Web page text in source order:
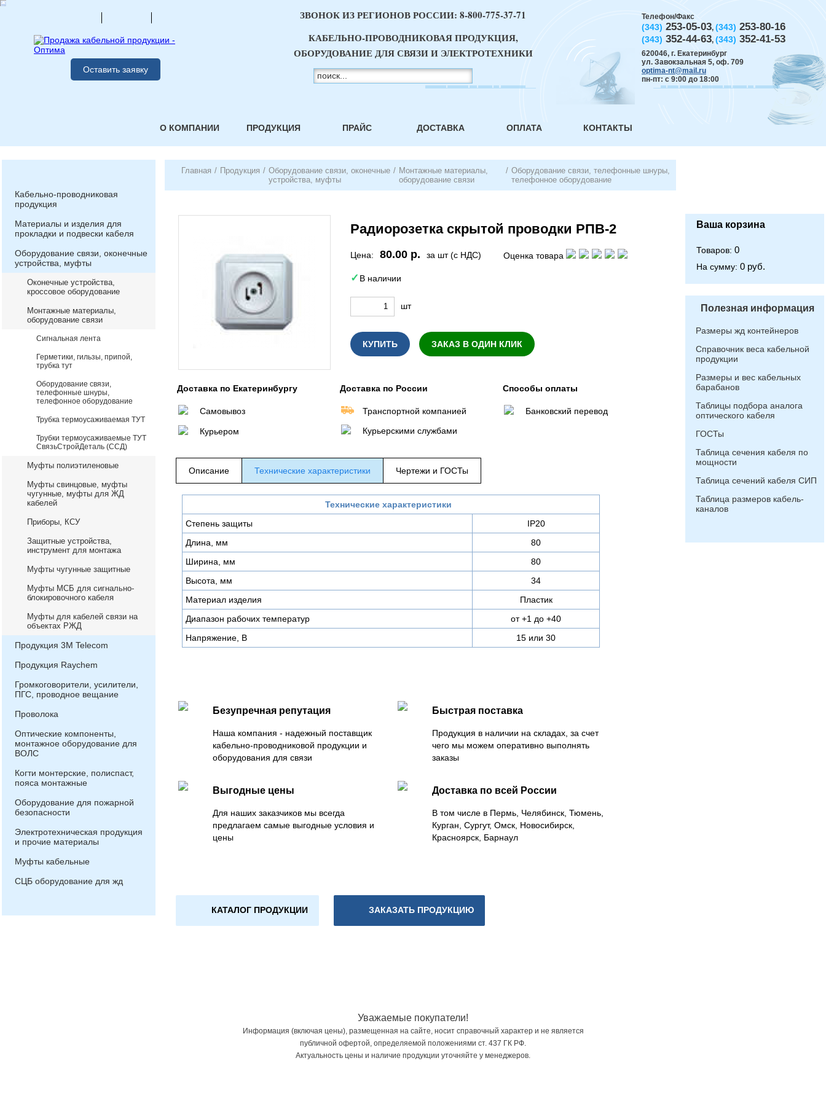
Оставить заявку
Телефон/Факс
(343) 253-05-03, (343) 253-80-16
(343) 352-44-63, (343) 352-41-53
620046, г. Екатеринбург
ул. Завокзальная 5, оф. 709
optima-nt@mail.ru
пн-пт: с 9:00 до 18:00
ЗВОНОК ИЗ РЕГИОНОВ РОССИИ: 8-800-775-37-71
КАБЕЛЬНО-ПРОВОДНИКОВАЯ ПРОДУКЦИЯ,
ОБОРУДОВАНИЕ ДЛЯ СВЯЗИ И ЭЛЕКТРОТЕХНИКИ
О КОМПАНИИ ПРОДУКЦИЯ ПРАЙС ДОСТАВКА ОПЛАТА КОНТАКТЫ
Кабельно-проводниковая
продукция
Материалы и изделия для
прокладки и подвески кабеля
Оборудование связи, оконечные
устройства, муфты
Оконечные устройства,
кроссовое оборудование
Монтажные материалы,
оборудование связи
Сигнальная лента
Герметики, гильзы, припой,
трубка тут
Оборудование связи,
телефонные шнуры,
телефонное оборудование
Трубка термоусаживаемая ТУТ
Трубки термоусаживаемые ТУТ
СвязьСтройДеталь (ССД)
Муфты полиэтиленовые
Муфты свинцовые, муфты
чугунные, муфты для ЖД
кабелей
Приборы, КСУ
Защитные устройства,
инструмент для монтажа
Муфты чугунные защитные
Муфты МСБ для сигнально-
блокировочного кабеля
Муфты для кабелей связи на
объектах РЖД
Продукция 3М Telecom
Продукция Raychem
Громкоговорители, усилители,
ПГС, проводное вещание
Проволока
Оптические компоненты,
монтажное оборудование для
ВОЛС
Когти монтерские, полиспаст,
пояса монтажные
Оборудование для пожарной
безопасности
Электротехническая продукция
и прочие материалы
Муфты кабельные
СЦБ оборудование для жд
Главная / Продукция / Оборудование связи, оконечные
устройства, муфты
/ Монтажные материалы,
оборудование связи
/ Оборудование связи, телефонные шнуры,
телефонное оборудование
Радиорозетка скрытой проводки РПВ-2
Цена: 80.00 р. за шт (с НДС) Оценка товара
В наличии
шт
КУПИТЬ ЗАКАЗ В ОДИН КЛИК
Доставка по Екатеринбургу
Самовывоз
Курьером
Доставка по России
Транспортной компанией
Курьерскими службами
Способы оплаты
Банковский перевод
Описание Технические характеристики Чертежи и ГОСТы
Технические характеристики
Степень защиты
IP20
Длина, мм
80
Ширина, мм
80
Высота, мм
34
Материал изделия
Пластик
Диапазон рабочих температур
от +1 до +40
Напряжение, В
15 или 30
Безупречная репутация
Наша компания - надежный поставщик
кабельно-проводниковой продукции и
оборудования для связи
Быстрая поставка
Продукция в наличии на складах, за счет
чего мы можем оперативно выполнять
заказы
Выгодные цены
Для наших заказчиков мы всегда
предлагаем самые выгодные условия и
цены
Доставка по всей России
В том числе в Пермь, Челябинск, Тюмень,
Курган, Сургут, Омск, Новосибирск,
Красноярск, Барнаул
КАТАЛОГ ПРОДУКЦИИ ЗАКАЗАТЬ ПРОДУКЦИЮ
Ваша корзина
Товаров: 0
На сумму: 0 руб.
Полезная информация
Размеры жд контейнеров
Справочник веса кабельной
продукции
Размеры и вес кабельных
барабанов
Таблицы подбора аналога
оптического кабеля
ГОСТы
Таблица сечения кабеля по
мощности
Таблица сечений кабеля СИП
Таблица размеров кабель-
каналов
Уважаемые покупатели!
Информация (включая цены), размещенная на сайте, носит справочный характер и не является
публичной офертой, определяемой положениями ст. 437 ГК РФ.
Актуальность цены и наличие продукции уточняйте у менеджеров.